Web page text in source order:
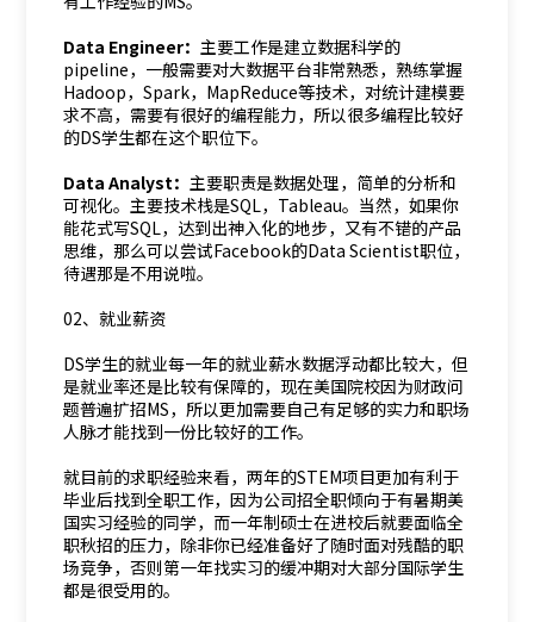
Data Engineer： 主要工作是建立数据科学的
pipeline，一般需要对大数据平台非常熟悉，熟练掌握
Hadoop，Spark，MapReduce等技术，对统计建模要
求不高，需要有很好的编程能力，所以很多编程比较好
的DS学生都在这个职位下。
Data Analyst： 主要职责是数据处理，简单的分析和
可视化。主要技术栈是SQL，Tableau。当然，如果你
能花式写SQL，达到出神入化的地步，又有不错的产品
思维，那么可以尝试Facebook的Data Scientist职位，
待遇那是不用说啦。
02、就业薪资
DS学生的就业每一年的就业薪水数据浮动都比较大，但
是就业率还是比较有保障的，现在美国院校因为财政问
题普遍扩招MS，所以更加需要自己有足够的实力和职场
人脉才能找到一份比较好的工作。
就目前的求职经验来看，两年的STEM项目更加有利于
毕业后找到全职工作，因为公司招全职倾向于有暑期美
国实习经验的同学，而一年制硕士在进校后就要面临全
职秋招的压力，除非你已经准备好了随时面对残酷的职
场竞争，否则第一年找实习的缓冲期对大部分国际学生
都是很受用的。